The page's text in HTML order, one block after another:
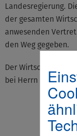
Landesregierung.
der gesamten
anwesenden
den Weg gegeben.
Der Wirtschaftsrat
bei Herrn Dirk